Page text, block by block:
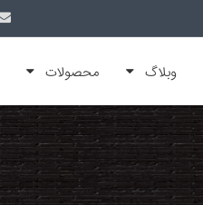
وبلاگ محصولات